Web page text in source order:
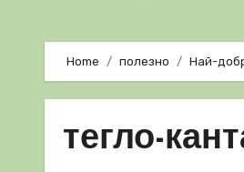
Home полезно Най-
тегло-